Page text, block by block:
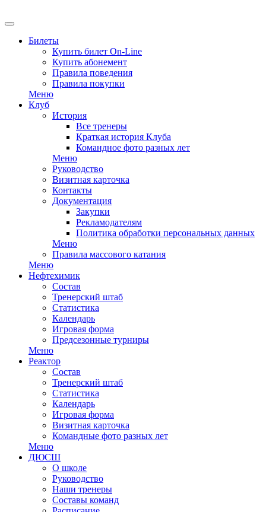
Билеты
Купить билет On-Line
Купить абонемент
Правила поведения
Правила покупки
Меню
Клуб
История
Все тренеры
Краткая история Клуба
Командное фото разных лет
Меню
Руководство
Визитная карточка
Контакты
Документация
Закупки
Рекламодателям
Политика обработки персональных данных
Меню
Правила массового катания
Меню
Нефтехимик
Состав
Тренерский штаб
Статистика
Календарь
Игровая форма
Предсезонные турниры
Меню
Реактор
Состав
Тренерский штаб
Статистика
Календарь
Игровая форма
Визитная карточка
Командные фото разных лет
Меню
ДЮСШ
О школе
Руководство
Наши тренеры
Составы команд